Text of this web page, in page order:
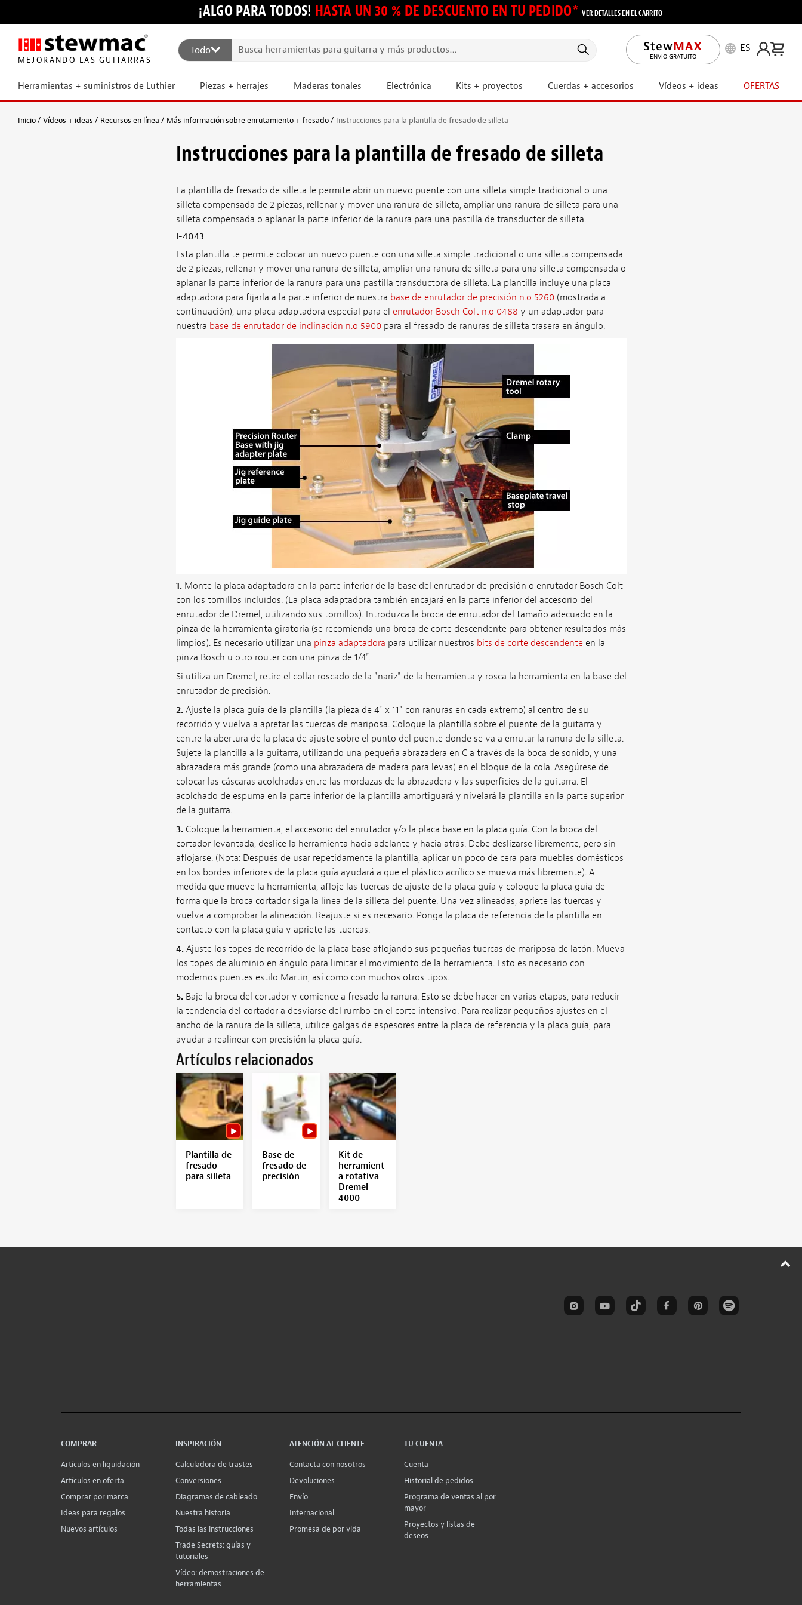
¡ALGO PARA TODOS! HASTA UN 30 % DE DESCUENTO EN TU PEDIDO*VER DETALLES EN EL CARRITO
MEJORANDO LAS GUITARRAS
Todo
ENVÍO GRATUITO
ES
Herramientas + suministros de Luthier Piezas + herrajes Maderas tonales Electrónica Kits + proyectos Cuerdas + accesorios Vídeos + ideas OFERTAS
Inicio Vídeos + ideas Recursos en línea Más información sobre enrutamiento + fresado Instrucciones para la plantilla de fresado de silleta
Instrucciones para la plantilla de fresado de silleta
La plantilla de fresado de silleta le permite abrir un nuevo puente con una silleta simple tradicional o una
silleta compensada de 2 piezas, rellenar y mover una ranura de silleta, ampliar una ranura de silleta para una
silleta compensada o aplanar la parte inferior de la ranura para una pastilla de transductor de silleta.
I-4043
Esta plantilla te permite colocar un nuevo puente con una silleta simple tradicional o una silleta compensada
de 2 piezas, rellenar y mover una ranura de silleta, ampliar una ranura de silleta para una silleta compensada o
aplanar la parte inferior de la ranura para una pastilla transductora de silleta. La plantilla incluye una placa
adaptadora para fijarla a la parte inferior de nuestra base de enrutador de precisión n.o 5260 (mostrada a
continuación), una placa adaptadora especial para el enrutador Bosch Colt n.o 0488 y un adaptador para
nuestra base de enrutador de inclinación n.o 5900 para el fresado de ranuras de silleta trasera en ángulo.
1.Monte la placa adaptadora en la parte inferior de la base del enrutador de precisión o enrutador Bosch Colt
con los tornillos incluidos. (La placa adaptadora también encajará en la parte inferior del accesorio del
enrutador de Dremel, utilizando sus tornillos). Introduzca la broca de enrutador del tamaño adecuado en la
pinza de la herramienta giratoria (se recomienda una broca de corte descendente para obtener resultados más
limpios). Es necesario utilizar una pinza adaptadora para utilizar nuestros bits de corte descendente en la
pinza Bosch u otro router con una pinza de 1/4".
Si utiliza un Dremel, retire el collar roscado de la "nariz" de la herramienta y rosca la herramienta en la base del
enrutador de precisión.
2.Ajuste la placa guía de la plantilla (la pieza de 4" x 11" con ranuras en cada extremo) al centro de su
recorrido y vuelva a apretar las tuercas de mariposa. Coloque la plantilla sobre el puente de la guitarra y
centre la abertura de la placa de ajuste sobre el punto del puente donde se va a enrutar la ranura de la silleta.
Sujete la plantilla a la guitarra, utilizando una pequeña abrazadera en C a través de la boca de sonido, y una
abrazadera más grande (como una abrazadera de madera para levas) en el bloque de la cola. Asegúrese de
colocar las cáscaras acolchadas entre las mordazas de la abrazadera y las superficies de la guitarra. El
acolchado de espuma en la parte inferior de la plantilla amortiguará y nivelará la plantilla en la parte superior
de la guitarra.
3.Coloque la herramienta, el accesorio del enrutador y/o la placa base en la placa guía. Con la broca del
cortador levantada, deslice la herramienta hacia adelante y hacia atrás. Debe deslizarse libremente, pero sin
aflojarse. (Nota: Después de usar repetidamente la plantilla, aplicar un poco de cera para muebles domésticos
en los bordes inferiores de la placa guía ayudará a que el plástico acrílico se mueva más libremente). A
medida que mueve la herramienta, afloje las tuercas de ajuste de la placa guía y coloque la placa guía de
forma que la broca cortador siga la línea de la silleta del puente. Una vez alineadas, apriete las tuercas y
vuelva a comprobar la alineación. Reajuste si es necesario. Ponga la placa de referencia de la plantilla en
contacto con la placa guía y apriete las tuercas.
4.Ajuste los topes de recorrido de la placa base aflojando sus pequeñas tuercas de mariposa de latón. Mueva
los topes de aluminio en ángulo para limitar el movimiento de la herramienta. Esto es necesario con
modernos puentes estilo Martin, así como con muchos otros tipos.
5.Baje la broca del cortador y comience a fresado la ranura. Esto se debe hacer en varias etapas, para reducir
la tendencia del cortador a desviarse del rumbo en el corte intensivo. Para realizar pequeños ajustes en el
ancho de la ranura de la silleta, utilice galgas de espesores entre la placa de referencia y la placa guía, para
ayudar a realinear con precisión la placa guía.
Artículos relacionados
Plantilla de
fresado
para silleta
Base de
fresado de
precisión
Kit de
herramient
a rotativa
Dremel
4000
COMPRAR
Artículos en liquidación
Artículos en oferta
Comprar por marca
Ideas para regalos
Nuevos artículos
INSPIRACIÓN
Calculadora de trastes
Conversiones
Diagramas de cableado
Nuestra historia
Todas las instrucciones
Trade Secrets: guías y
tutoriales
Vídeo: demostraciones de
herramientas
ATENCIÓN AL CLIENTE
Contacta con nosotros
Devoluciones
Envío
Internacional
Promesa de por vida
TU CUENTA
Cuenta
Historial de pedidos
Programa de ventas al por
mayor
Proyectos y listas de
deseos